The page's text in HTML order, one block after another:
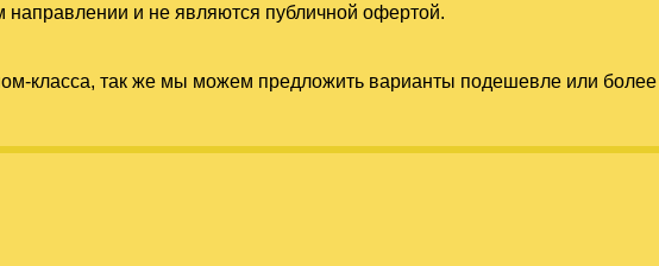
и не являются публичной офертой.
класса, так же мы можем предложить варианты подешевле или